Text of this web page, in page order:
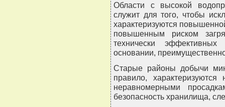
Области с высокой
служит для того, чтобы
характеризуются
повышенным риском
технически
основании,
Старые районы добычи
правило,
неравномерными
безопасность хранилища,